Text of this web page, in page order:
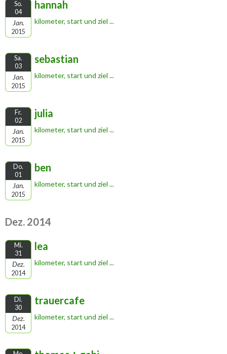
So.
04
Jan.
2015
hannah
kilometer, start und ziel ...
Sa.
03
Jan.
2015
sebastian
kilometer, start und ziel ...
Fr.
02
Jan.
2015
julia
kilometer, start und ziel ...
Do.
01
Jan.
2015
ben
kilometer, start und ziel ...
Dez. 2014
Mi.
31
Dez.
2014
lea
kilometer, start und ziel ...
Di.
30
Dez.
2014
trauercafe
kilometer, start und ziel ...